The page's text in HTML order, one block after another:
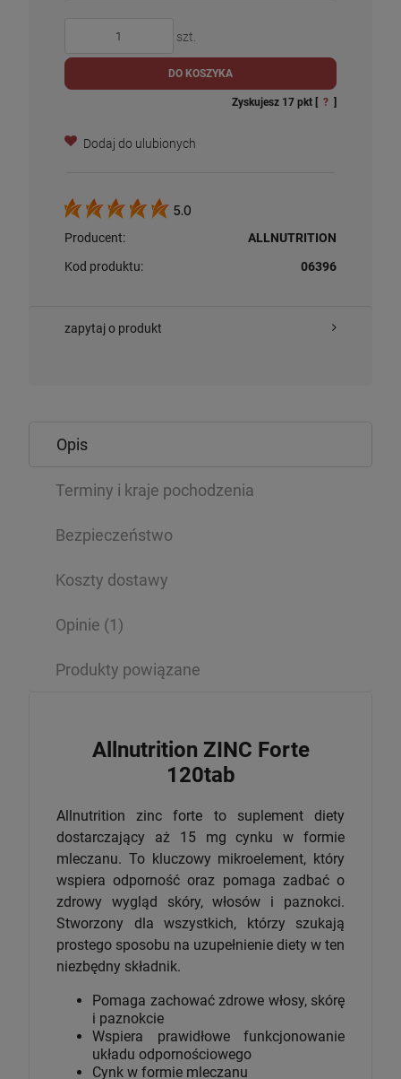
szt.
DO KOSZYKA
Zyskujesz 17 pkt [ ? ]
Dodaj do ulubionych
5.0
Producent:
ALLNUTRITION
Kod produktu:
06396
zapytaj o produkt
Opis
Terminy i kraje pochodzenia
Bezpieczeństwo
Koszty dostawy
Opinie (1)
Produkty powiązane
Allnutrition ZINC Forte
120tab
Allnutrition zinc forte to suplement diety
dostarczający aż 15 mg cynku w formie
mleczanu. To kluczowy mikroelement, który
wspiera odporność oraz pomaga zadbać o
zdrowy wygląd skóry, włosów i paznokci.
Stworzony dla wszystkich, którzy szukają
prostego sposobu na uzupełnienie diety w ten
niezbędny składnik.
Pomaga zachować zdrowe włosy, skórę
i paznokcie
Wspiera prawidłowe funkcjonowanie
układu odpornościowego
Cynk w formie mleczanu